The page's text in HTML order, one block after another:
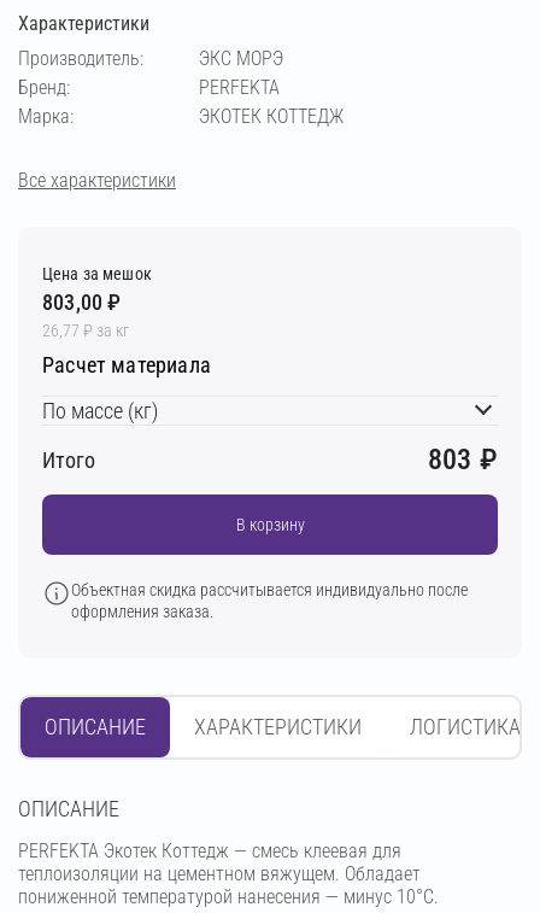
Характеристики
Производитель:
ЭКС МОРЭ
Бренд:
PERFEKTA
Марка:
ЭКОТЕК КОТТЕДЖ
Все характеристики
Цена за мешок
803,00 ₽
26,77 ₽ за кг
Расчет материала
По массе (кг)
Итого
803 ₽
В корзину
Объектная скидка рассчитывается индивидуально после
оформления заказа.
ОПИСАНИЕ ХАРАКТЕРИСТИКИ ЛОГИСТИКА
OПИСАНИЕ
PERFEKTA Экотек Коттедж — смесь клеевая для
теплоизоляции на цементном вяжущем. Обладает
пониженной температурой нанесения — минус 10°С.